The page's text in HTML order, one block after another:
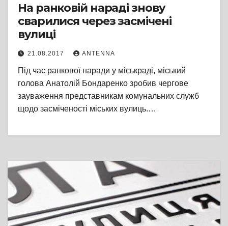
На ранковій нараді знову
сварилися через засмічені
вулиці
21.08.2017 ANTENNA
Під час ранкової наради у міськраді, міський
голова Анатолій Бондаренко зробив чергове
зауваження представникам комунальних служб
щодо засміченості міських вулиць.…